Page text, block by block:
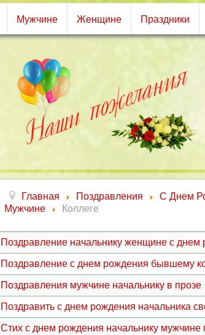
Мужчине Женщине Праздники
Главная Поздравления
С Днем
Мужчине
Коллеге
Поздравление начальнику женщине с днем
Поздравление с днем рождения бывшему
Поздравления мужчине начальнику в прозе
Поздравить с днем рождения начальника
Стих с днем рождения начальнику мужчине